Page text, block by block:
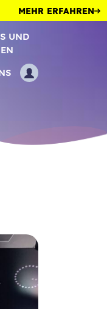
MEHR ERFAHREN
UND